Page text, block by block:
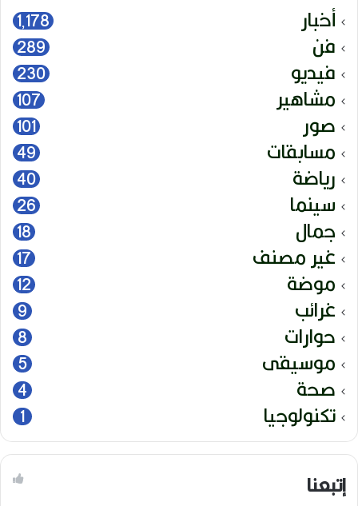
أخبار 1٬178
فن 289
فيديو 230
مشاهير 107
صور 101
مسابقات 49
رياضة 40
سينما 26
جمال 18
غير مصنف 17
موضة 12
غرائب 9
حوارات 8
موسيقى 5
صحة 4
تكنولوجيا 1
إتبعنا